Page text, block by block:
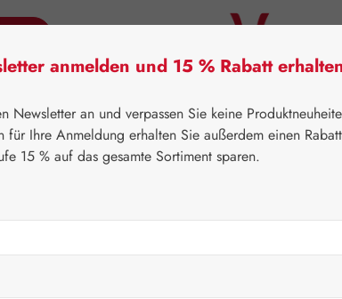
⌂ Gall Pharma Aminosäuren
anmelden und 15 % Rabatt
Newsletter an und verpassen Sie keine
für Ihre Anmeldung erhalten Sie außerdem einen
15 % auf das gesamte Sortiment sparen.